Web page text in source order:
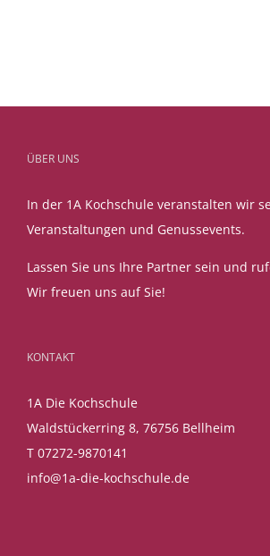
ÜBER UNS
In der 1A Kochschule veranstalten wir
Veranstaltungen und Genussevents.
Lassen Sie uns Ihre Partner sein und
Wir freuen uns auf Sie!
KONTAKT
1A Die Kochschule
Waldstückerring 8, 76756 Bellheim
T 07272-9870141
info@1a-die-kochschule.de